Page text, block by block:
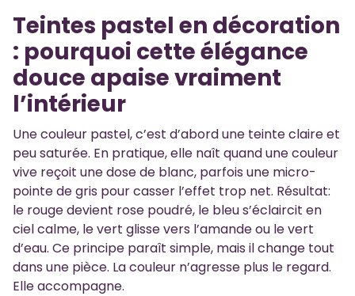
Teintes pastel en décoration
: pourquoi cette élégance
douce apaise vraiment
l’intérieur
Une couleur pastel, c’est d’abord une teinte claire et
peu saturée. En pratique, elle naît quand une couleur
vive reçoit une dose de blanc, parfois une micro-
pointe de gris pour casser l’effet trop net. Résultat:
le rouge devient rose poudré, le bleu s’éclaircit en
ciel calme, le vert glisse vers l’amande ou le vert
d’eau. Ce principe paraît simple, mais il change tout
dans une pièce. La couleur n’agresse plus le regard.
Elle accompagne.